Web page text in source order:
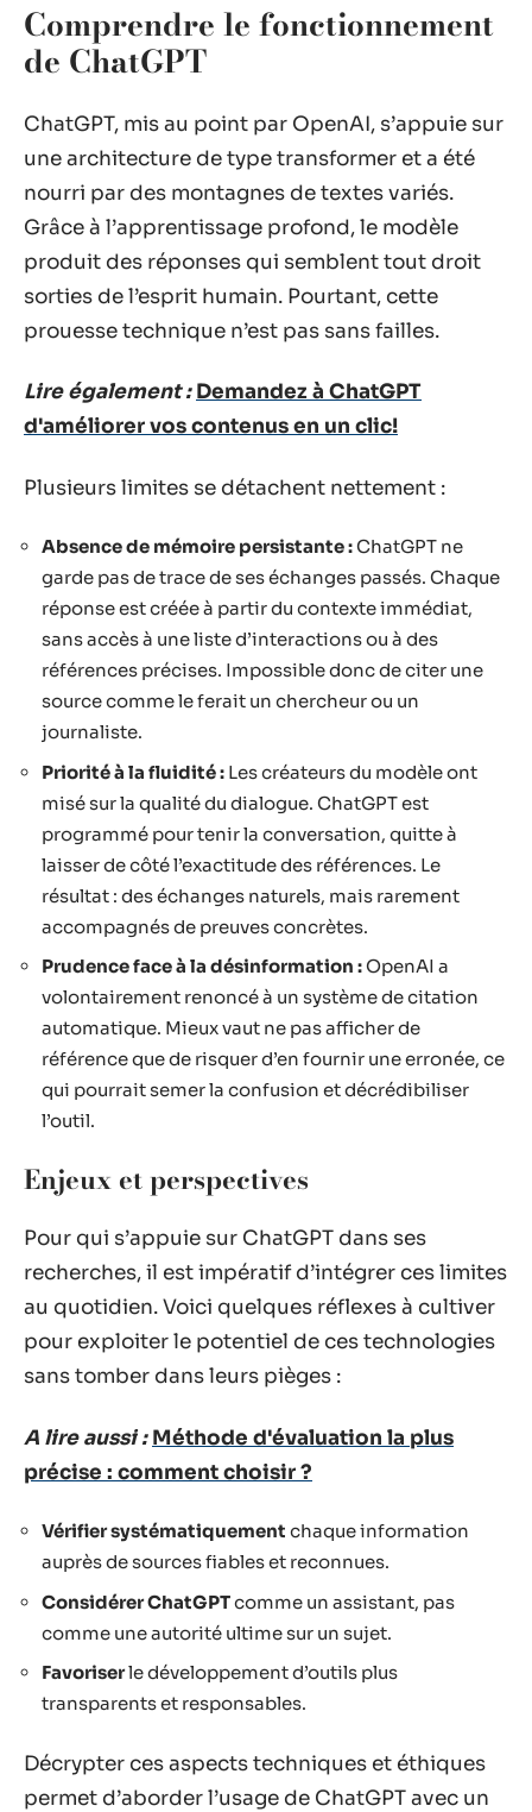
Comprendre le fonctionnement
de ChatGPT
ChatGPT, mis au point par OpenAI, s’appuie sur
une architecture de type transformer et a été
nourri par des montagnes de textes variés.
Grâce à l’apprentissage profond, le modèle
produit des réponses qui semblent tout droit
sorties de l’esprit humain. Pourtant, cette
prouesse technique n’est pas sans failles.
Lire également : Demandez à ChatGPT
d'améliorer vos contenus en un clic!
Plusieurs limites se détachent nettement :
Absence de mémoire persistante :ChatGPT ne
garde pas de trace de ses échanges passés. Chaque
réponse est créée à partir du contexte immédiat,
sans accès à une liste d’interactions ou à des
références précises. Impossible donc de citer une
source comme le ferait un chercheur ou un
journaliste.
Priorité à la fluidité : Les créateurs du modèle ont
misé sur la qualité du dialogue. ChatGPT est
programmé pour tenir la conversation, quitte à
laisser de côté l’exactitude des références. Le
résultat : des échanges naturels, mais rarement
accompagnés de preuves concrètes.
Prudence face à la désinformation :OpenAI a
volontairement renoncé à un système de citation
automatique. Mieux vaut ne pas afficher de
référence que de risquer d’en fournir une erronée, ce
qui pourrait semer la confusion et décrédibiliser
l’outil.
Enjeux et perspectives
Pour qui s’appuie sur ChatGPT dans ses
recherches, il est impératif d’intégrer ces limites
au quotidien. Voici quelques réflexes à cultiver
pour exploiter le potentiel de ces technologies
sans tomber dans leurs pièges :
A lire aussi : Méthode d'évaluation la plus
précise : comment choisir ?
Vérifier systématiquement chaque information
auprès de sources fiables et reconnues.
Considérer ChatGPTcomme un assistant, pas
comme une autorité ultime sur un sujet.
Favoriserle développement d’outils plus
transparents et responsables.
Décrypter ces aspects techniques et éthiques
permet d’aborder l’usage de ChatGPT avec un